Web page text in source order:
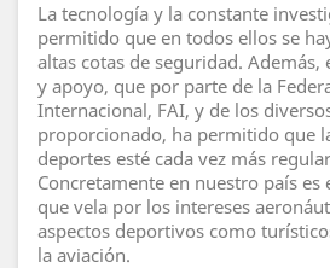
La tecnología y la constante
permitido que en todos ellos se
altas cotas de seguridad.
y apoyo, que por parte de la
Internacional, FAI, y de los
proporcionado, ha permitido que
deportes esté cada vez más
Concretamente en nuestro país es
que vela por los intereses
aspectos deportivos como
la aviación.